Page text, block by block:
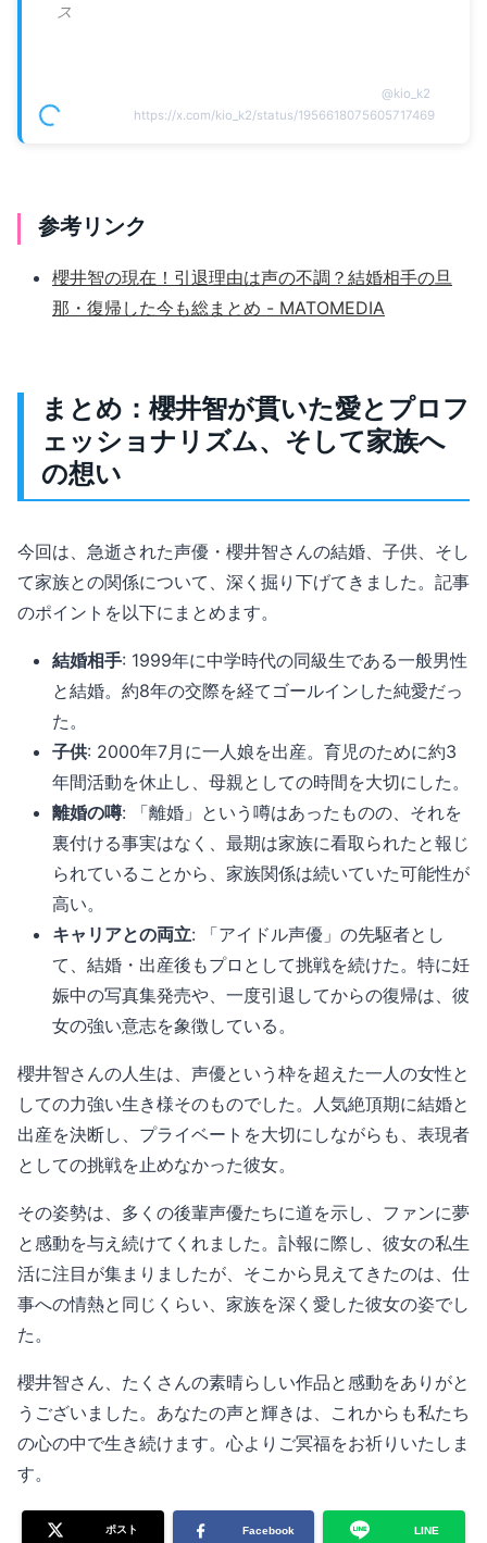
ス
@kio_k2
https://x.com/kio_k2/status/1956618075605717469
参考リンク
櫻井智の現在！引退理由は声の不調？結婚相手の旦
那・復帰した今も総まとめ - MATOMEDIA
まとめ：櫻井智が貫いた愛とプロフ
ェッショナリズム、そして家族へ
の想い
今回は、急逝された声優・櫻井智さんの結婚、子供、そし
て家族との関係について、深く掘り下げてきました。記事
のポイントを以下にまとめます。
結婚相手: 1999年に中学時代の同級生である一般男性
と結婚。約8年の交際を経てゴールインした純愛だっ
た。
子供: 2000年7月に一人娘を出産。育児のために約3
年間活動を休止し、母親としての時間を大切にした。
離婚の噂: 「離婚」という噂はあったものの、それを
裏付ける事実はなく、最期は家族に看取られたと報じ
られていることから、家族関係は続いていた可能性が
高い。
キャリアとの両立: 「アイドル声優」の先駆者とし
て、結婚・出産後もプロとして挑戦を続けた。特に妊
娠中の写真集発売や、一度引退してからの復帰は、彼
女の強い意志を象徴している。
櫻井智さんの人生は、声優という枠を超えた一人の女性と
しての力強い生き様そのものでした。人気絶頂期に結婚と
出産を決断し、プライベートを大切にしながらも、表現者
としての挑戦を止めなかった彼女。
その姿勢は、多くの後輩声優たちに道を示し、ファンに夢
と感動を与え続けてくれました。訃報に際し、彼女の私生
活に注目が集まりましたが、そこから見えてきたのは、仕
事への情熱と同じくらい、家族を深く愛した彼女の姿でし
た。
櫻井智さん、たくさんの素晴らしい作品と感動をありがと
うございました。あなたの声と輝きは、これからも私たち
の心の中で生き続けます。心よりご冥福をお祈りいたしま
す。
ポスト Facebook LINE